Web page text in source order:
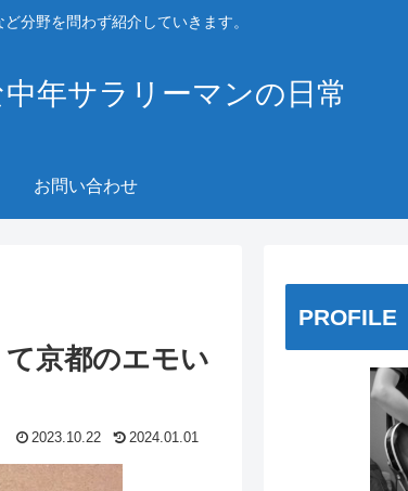
分野を問わず紹介していきます。
年サラリーマンの日常
お問い合わせ
京都のエモい
2023.10.22 2024.01.01
PROFILE